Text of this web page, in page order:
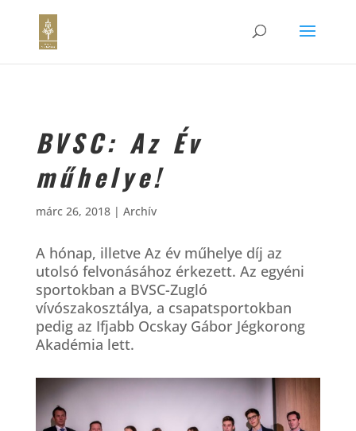
BVSC: Az Év
műhelye!
márc 26, 2018| Archív
A hónap, illetve Az év műhelye díj az
utolsó felvonásához érkezett. Az egyéni
sportokban a BVSC-Zugló
vívószakosztálya, a csapatsportokban
pedig az Ifjabb Ocskay Gábor Jégkorong
Akadémia lett.